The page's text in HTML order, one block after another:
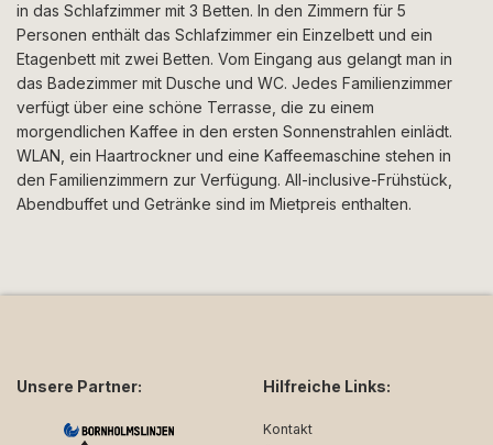
in das Schlafzimmer mit 3 Betten. In den Zimmern für 5
Personen enthält das Schlafzimmer ein Einzelbett und ein
Etagenbett mit zwei Betten. Vom Eingang aus gelangt man in
das Badezimmer mit Dusche und WC. Jedes Familienzimmer
verfügt über eine schöne Terrasse, die zu einem
morgendlichen Kaffee in den ersten Sonnenstrahlen einlädt.
WLAN, ein Haartrockner und eine Kaffeemaschine stehen in
den Familienzimmern zur Verfügung. All-inclusive-Frühstück,
Abendbuffet und Getränke sind im Mietpreis enthalten.
Unsere Partner: Hilfreiche Links:
Kontakt